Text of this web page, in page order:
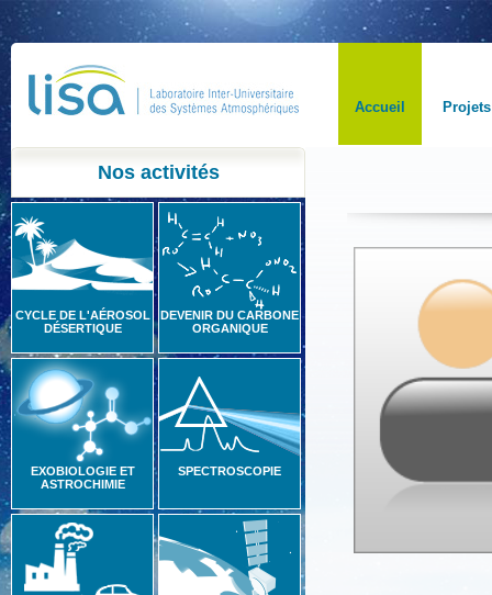
Accueil Projets
Nos activités
CYCLE DE L'AÉROSOL
DÉSERTIQUE
DEVENIR DU CARBONE
ORGANIQUE
EXOBIOLOGIE ET
ASTROCHIMIE
SPECTROSCOPIE